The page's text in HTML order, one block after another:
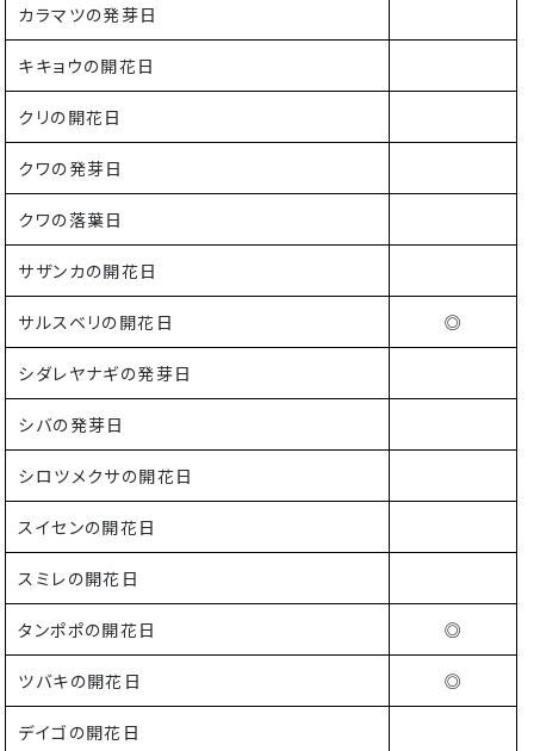
カラマツの発芽日
キキョウの開花日
クリの開花日
クワの発芽日
クワの落葉日
サザンカの開花日
サルスベリの開花日 ◎
シダレヤナギの発芽日
シバの発芽日
シロツメクサの開花日
スイセンの開花日
スミレの開花日
タンポポの開花日 ◎
ツバキの開花日 ◎
デイゴの開花日